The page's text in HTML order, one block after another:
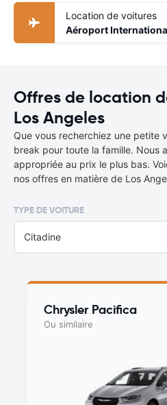
Location de voitures
Aéroport
Offres de location
Los Angeles
Que vous recherchiez une petite
break pour toute la famille. Nous
appropriée au prix le plus bas.
nos offres en matière de Los
TYPE DE VOITURE
Citadine
Chrysler Pacifica
Ou similaire